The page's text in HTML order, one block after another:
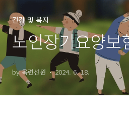
건강 및 복지
노인장기요양보
by 옥련선원 2024. 6. 18.